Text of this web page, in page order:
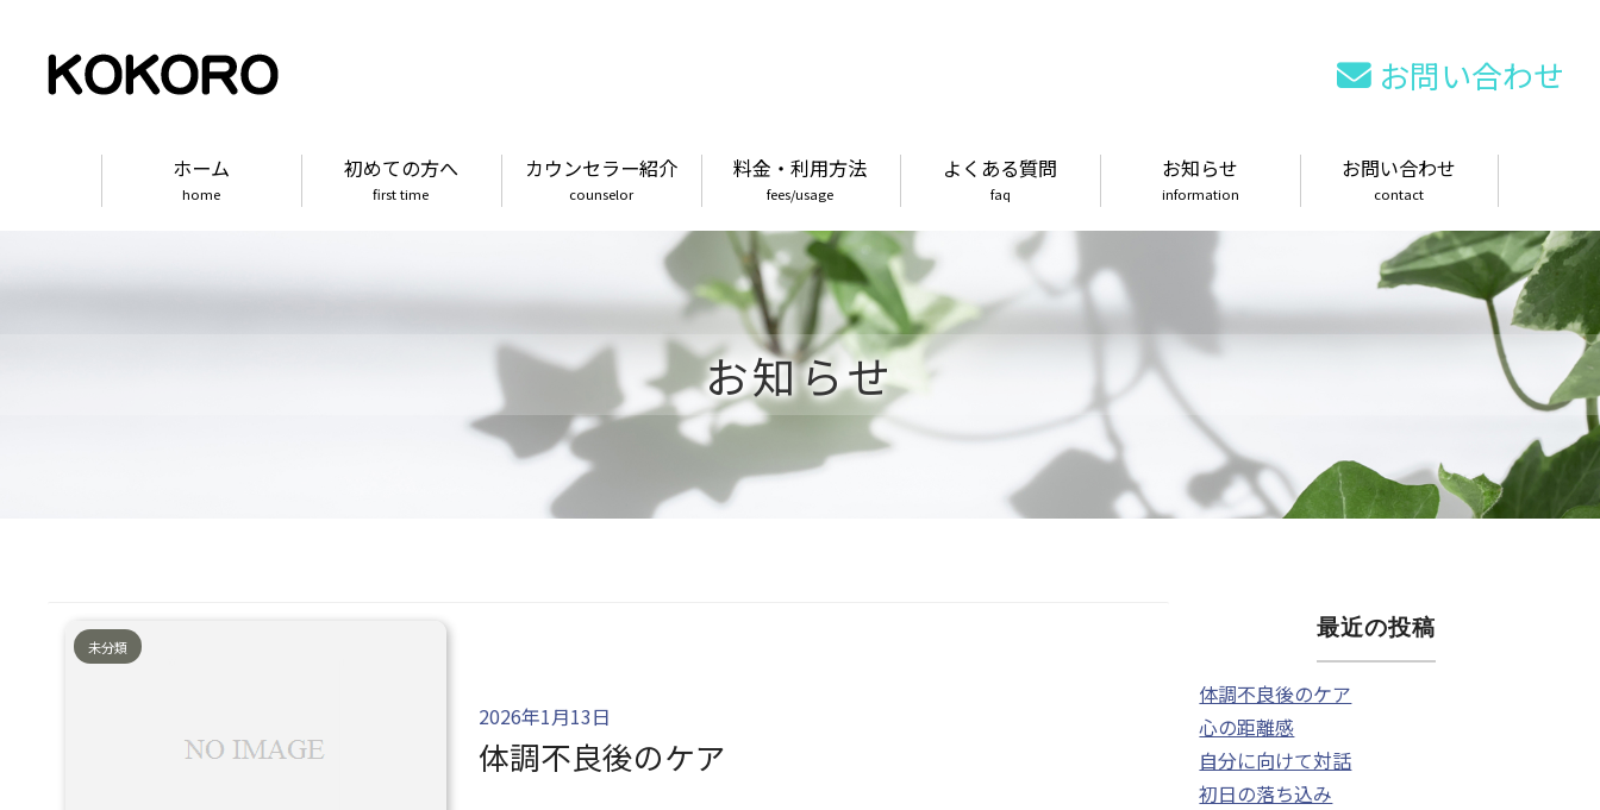
お問い合わせ
ホーム
home
初めての方へ
first time
カウンセラー紹介
counselor
料金・利用方法
fees/usage
よくある質問
faq
お知らせ
information
お問い合わせ
contact
お知らせ
未分類
2026年1月13日
体調不良後のケア
最近の投稿
体調不良後のケア
心の距離感
自分に向けて対話
初日の落ち込み